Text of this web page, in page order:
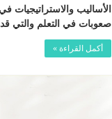
الأساليب
صعوبات في التعلم والتي
أكمل القراءة »